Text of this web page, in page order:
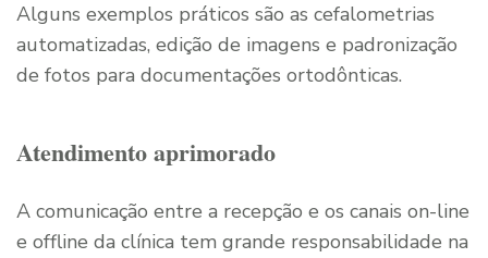
Alguns exemplos práticos são as cefalometrias
automatizadas, edição de imagens e padronização
de fotos para documentações ortodônticas.
Atendimento aprimorado
A comunicação entre a recepção e os canais on-line
e offline da clínica tem grande responsabilidade na